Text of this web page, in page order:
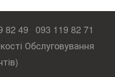
82 49
093 119 82 71
Обслуговування